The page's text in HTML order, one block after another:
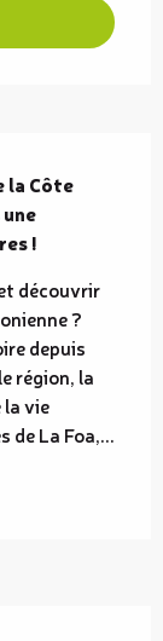
la Côte
!
découvrir
?
depuis
région, la
vie
de La Foa,...